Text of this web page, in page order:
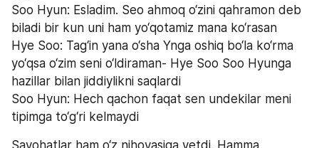
Soo Hyun: Esladim. Seo ahmoq o‘zini qahramon deb
biladi bir kun uni ham yo‘qotamiz mana ko‘rasan
Hye Soo: Tag‘in yana o‘sha Ynga oshiq bo‘la ko‘rma
yo‘qsa o‘zim seni o‘ldiraman- Hye Soo Soo Hyunga
hazillar bilan jiddiylikni saqlardi
Soo Hyun: Hech qachon faqat sen undekilar meni
tipimga to‘g‘ri kelmaydi
Sayohatlar ham o‘z nihoyasiga yetdi. Hamma